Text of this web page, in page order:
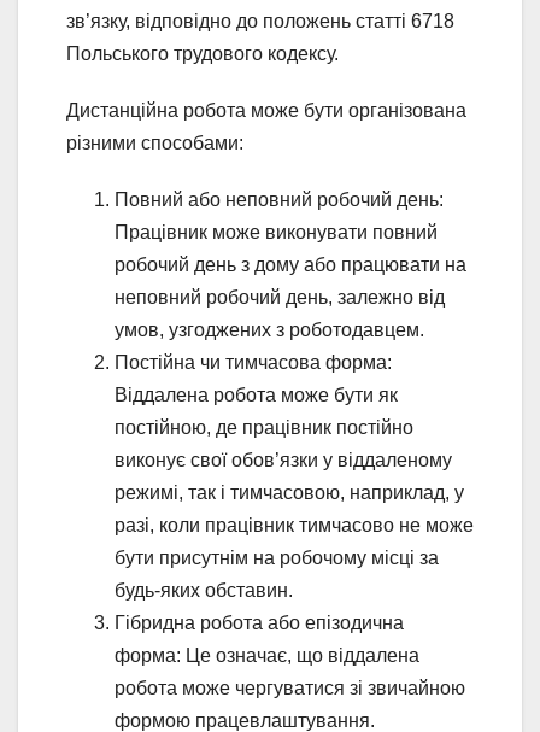
зв’язку, відповідно до положень статті 6718
Польського трудового кодексу.
Дистанційна робота може бути організована
різними способами:
Повний або неповний робочий день:
Працівник може виконувати повний
робочий день з дому або працювати на
неповний робочий день, залежно від
умов, узгоджених з роботодавцем.
Постійна чи тимчасова форма:
Віддалена робота може бути як
постійною, де працівник постійно
виконує свої обов’язки у віддаленому
режимі, так і тимчасовою, наприклад, у
разі, коли працівник тимчасово не може
бути присутнім на робочому місці за
будь-яких обставин.
Гібридна робота або епізодична
форма: Це означає, що віддалена
робота може чергуватися зі звичайною
формою працевлаштування.